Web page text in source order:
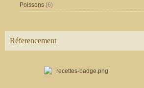
Poissons (6)
Réferencement